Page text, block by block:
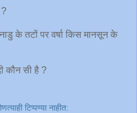
?
के तटों पर वर्षा किस मानसून के
कौन सी है ?
टिप्पण्‍या नाहीत: